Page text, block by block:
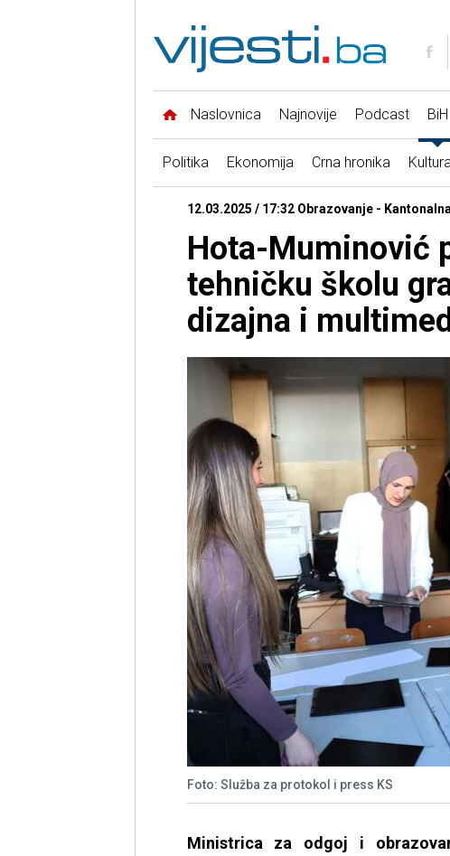
Naslovnica Najnovije Podcast BiH
Politika Ekonomija Crna hronika
12.03.2025 / 17:32 Obrazovanje -
Hota-Muminović
tehničku školu
dizajna i
Foto: Služba za protokol i press KS
Ministrica za odgoj i